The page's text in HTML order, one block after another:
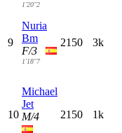
1'20"2
9
Nuria
Bm
F/3
1'18"7
2150 3k
10
Michael
Jet
M/4
2150 1k